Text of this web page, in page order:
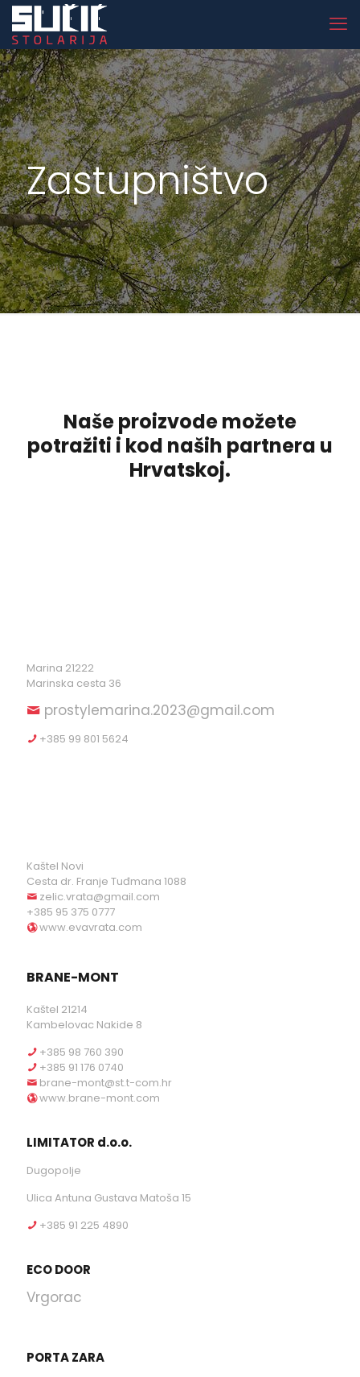
Zastupništvo
Naše proizvode možete
potražiti i kod naših partnera u
Hrvatskoj.
Marina 21222
Marinska cesta 36
prostylemarina.2023@gmail.com
+385 99 801 5624
Kaštel Novi
Cesta dr. Franje Tuđmana 1088
zelic.vrata@gmail.com
+385 95 375 0777
www.evavrata.com
BRANE-MONT
Kaštel 21214
Kambelovac Nakide 8
+385 98 760 390
+385 91 176 0740
brane-mont@st.t-com.hr
www.brane-mont.com
LIMITATOR d.o.o.
Dugopolje
Ulica Antuna Gustava Matoša 15
+385 91 225 4890
ECO DOOR
Vrgorac
PORTA ZARA